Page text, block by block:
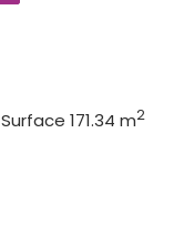
Surface 171.34 m2